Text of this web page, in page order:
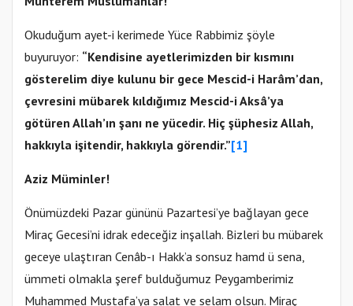
Okuduğum ayet-i kerimede Yüce Rabbimiz şöyle
buyuruyor: “Kendisine ayetlerimizden bir kısmını
gösterelim diye kulunu bir gece Mescid-i Harâm’dan,
çevresini mübarek kıldığımız Mescid-i Aksâ’ya
götüren Allah’ın şanı ne yücedir. Hiç şüphesiz Allah,
hakkıyla işitendir, hakkıyla görendir.”[1]
Aziz Müminler!
Önümüzdeki Pazar gününü Pazartesi’ye bağlayan gece
Miraç Gecesi’ni idrak edeceğiz inşallah. Bizleri bu mübarek
geceye ulaştıran Cenâb-ı Hakk’a sonsuz hamd ü sena,
ümmeti olmakla şeref bulduğumuz Peygamberimiz
Muhammed Mustafa’ya salat ve selam olsun. Miraç